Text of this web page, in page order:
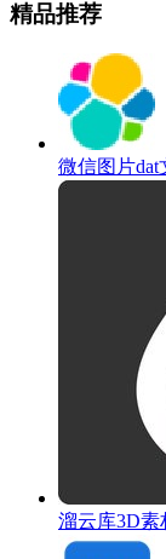
精品推荐
微信图片dat
溜云库3D素